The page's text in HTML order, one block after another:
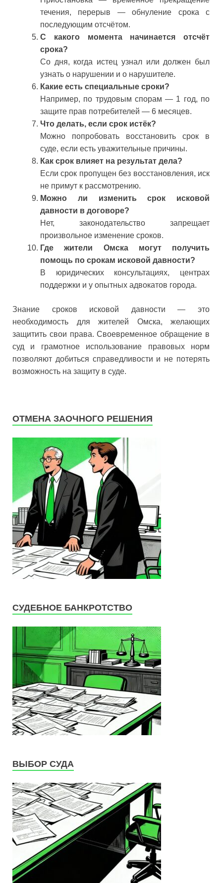
течения, перерыв — обнуление срока с
последующим отсчётом.
С какого момента начинается отсчёт
срока?
Со дня, когда истец узнал или должен был
узнать о нарушении и о нарушителе.
Какие есть специальные сроки?
Например, по трудовым спорам — 1 год, по
защите прав потребителей — 6 месяцев.
Что делать, если срок истёк?
Можно попробовать восстановить срок в
суде, если есть уважительные причины.
Как срок влияет на результат дела?
Если срок пропущен без восстановления, иск
не примут к рассмотрению.
Можно ли изменить срок исковой
давности в договоре?
Нет, законодательство запрещает
произвольное изменение сроков.
Где жители Омска могут получить
помощь по срокам исковой давности?
В юридических консультациях, центрах
поддержки и у опытных адвокатов города.
Знание сроков исковой давности — это
необходимость для жителей Омска, желающих
защитить свои права. Своевременное обращение в
суд и грамотное использование правовых норм
позволяют добиться справедливости и не потерять
возможность на защиту в суде.
ОТМЕНА ЗАОЧНОГО РЕШЕНИЯ
СУДЕБНОЕ БАНКРОТСТВО
ВЫБОР СУДА